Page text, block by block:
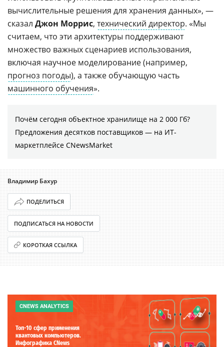
вычислительные решения для хранения данных», —
сказал Джон Моррис, технический директор. «Мы
считаем, что эти архитектуры поддерживают
множество важных сценариев использования,
включая научное моделирование (например,
прогноз погоды), а также обучающую часть
машинного обучения».
Почём сегодня объектное хранилище на 2 000 Гб?
Предложения десятков поставщиков ― на ИТ-
маркетплейсе CNewsMarket
Владимир Бахур
ПОДЕЛИТЬСЯ
ПОДПИСАТЬСЯ НА НОВОСТИ
КОРОТКАЯ ССЫЛКА
CNEWS ANALYTICS
Топ-10 сфер применения
квантовых компьютеров.
Инфографика CNews